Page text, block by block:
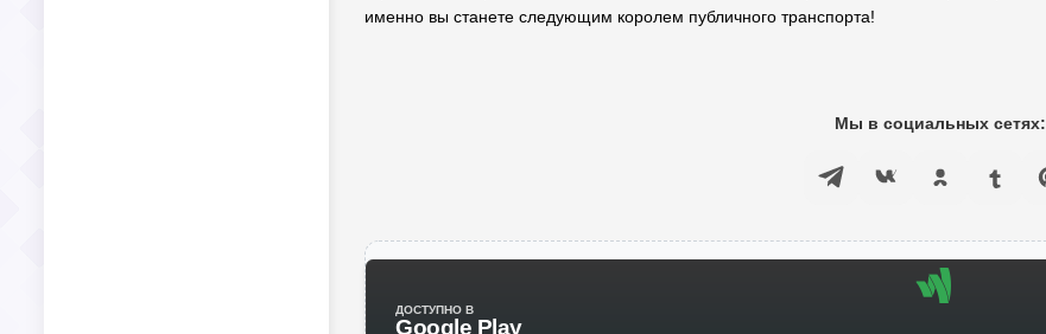
именно вы станете следующим королем публичного транспорта!
Мы в социальных сетях:
ДОСТУПНО В
Google Play